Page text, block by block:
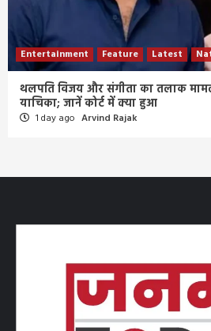
Entertainment Feature Latest
थलपति विजय और संगीता का तलाक
याचिका; जानें कोर्ट में क्या हुआ
1 day ago Arvind Rajak